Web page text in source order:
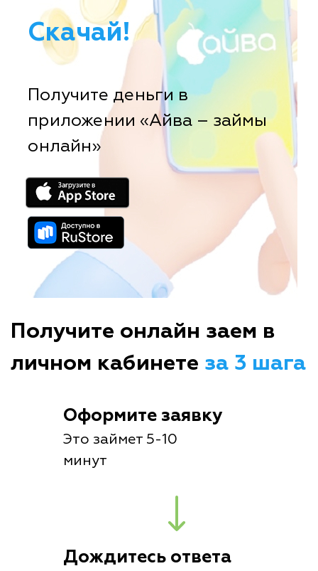
Скачай!
Получите деньги в
приложении «Айва – займы
онлайн»
Получите онлайн заем в
личном кабинете за 3 шага
Оформите заявку
Это займет 5-10
минут
Дождитесь ответа